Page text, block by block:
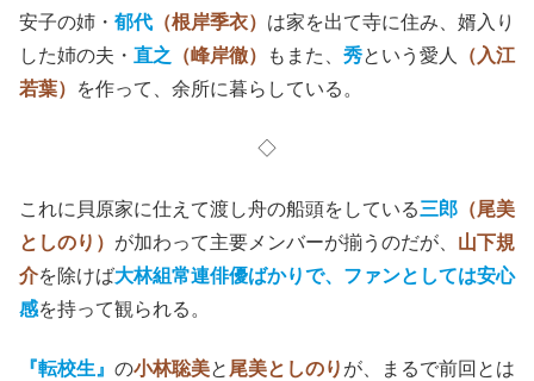
安子の姉・ 郁代 （根岸季衣） は家を出て寺に住み、婿入り
した姉の夫・ 直之 （峰岸徹） もまた、 秀という愛人
（入江
若葉）
を作って、余所に暮らしている。
◇
これに貝原家に仕えて渡し舟の船頭をしている三郎 （尾美
としのり） が加わって主要メンバーが揃うのだが、 山下規
介を除けば大林組常連俳優ばかりで、ファンとしては安心
感を持って観られる。
『転校生』 の小林聡美と 尾美としのり が、まるで前回とは